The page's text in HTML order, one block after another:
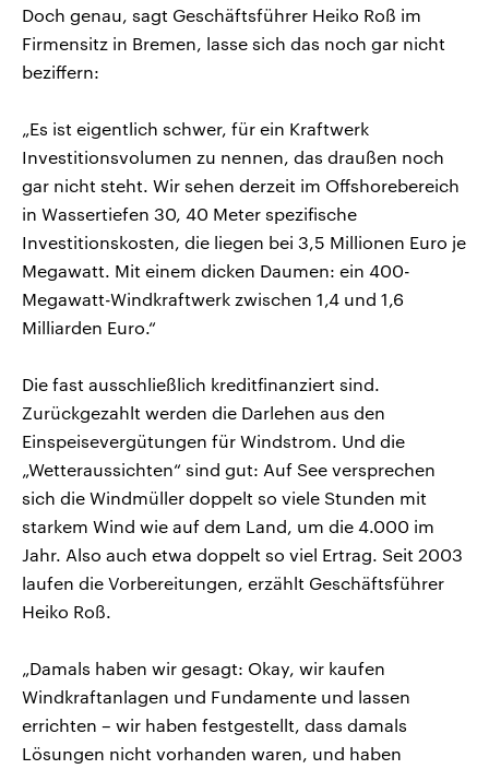
Doch genau, sagt Geschäftsführer Heiko Roß im
Firmensitz in Bremen, lasse sich das noch gar nicht
beziffern:
„Es ist eigentlich schwer, für ein Kraftwerk
Investitionsvolumen zu nennen, das draußen noch
gar nicht steht. Wir sehen derzeit im Offshorebereich
in Wassertiefen 30, 40 Meter spezifische
Investitionskosten, die liegen bei 3,5 Millionen Euro je
Megawatt. Mit einem dicken Daumen: ein 400-
Megawatt-Windkraftwerk zwischen 1,4 und 1,6
Milliarden Euro.“
Die fast ausschließlich kreditfinanziert sind.
Zurückgezahlt werden die Darlehen aus den
Einspeisevergütungen für Windstrom. Und die
„Wetteraussichten“ sind gut: Auf See versprechen
sich die Windmüller doppelt so viele Stunden mit
starkem Wind wie auf dem Land, um die 4.000 im
Jahr. Also auch etwa doppelt so viel Ertrag. Seit 2003
laufen die Vorbereitungen, erzählt Geschäftsführer
Heiko Roß.
„Damals haben wir gesagt: Okay, wir kaufen
Windkraftanlagen und Fundamente und lassen
errichten – wir haben festgestellt, dass damals
Lösungen nicht vorhanden waren, und haben